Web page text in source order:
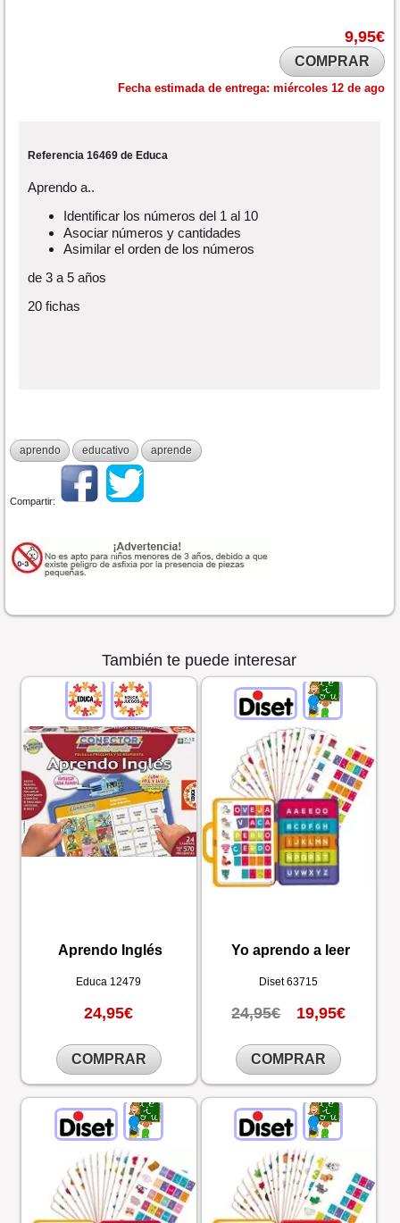
9,95€
COMPRAR
Fecha estimada de entrega: miércoles 12 de ago
Referencia 16469 de Educa
Aprendo a..
Identificar los números del 1 al 10
Asociar números y cantidades
Asimilar el orden de los números
de 3 a 5 años
20 fichas
aprendo educativo aprende
Compartir:
También te puede interesar
Aprendo Inglés
Educa 12479
24,95€
COMPRAR
Yo aprendo a leer
Diset 63715
24,95€ 19,95€
COMPRAR